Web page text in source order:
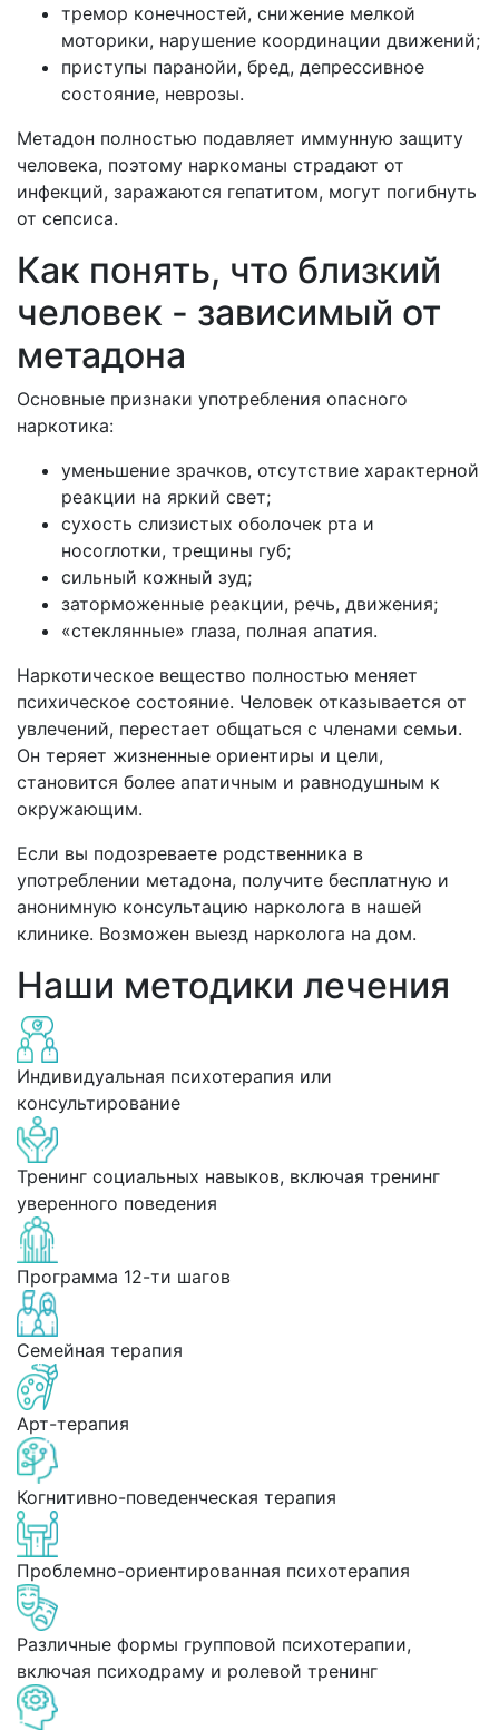
тремор конечностей, снижение мелкой
моторики, нарушение координации движений;
приступы паранойи, бред, депрессивное
состояние, неврозы.
Метадон полностью подавляет иммунную защиту
человека, поэтому наркоманы страдают от
инфекций, заражаются гепатитом, могут погибнуть
от сепсиса.
Как понять, что близкий
человек - зависимый от
метадона
Основные признаки употребления опасного
наркотика:
уменьшение зрачков, отсутствие характерной
реакции на яркий свет;
сухость слизистых оболочек рта и
носоглотки, трещины губ;
сильный кожный зуд;
заторможенные реакции, речь, движения;
«стеклянные» глаза, полная апатия.
Наркотическое вещество полностью меняет
психическое состояние. Человек отказывается от
увлечений, перестает общаться с членами семьи.
Он теряет жизненные ориентиры и цели,
становится более апатичным и равнодушным к
окружающим.
Если вы подозреваете родственника в
употреблении метадона, получите бесплатную и
анонимную консультацию нарколога в нашей
клинике. Возможен выезд нарколога на дом.
Наши методики лечения
Индивидуальная психотерапия или
консультирование
Тренинг социальных навыков, включая тренинг
уверенного поведения
Программа 12-ти шагов
Семейная терапия
Арт-терапия
Когнитивно-поведенческая терапия
Проблемно-ориентированная психотерапия
Различные формы групповой психотерапии,
включая психодраму и ролевой тренинг